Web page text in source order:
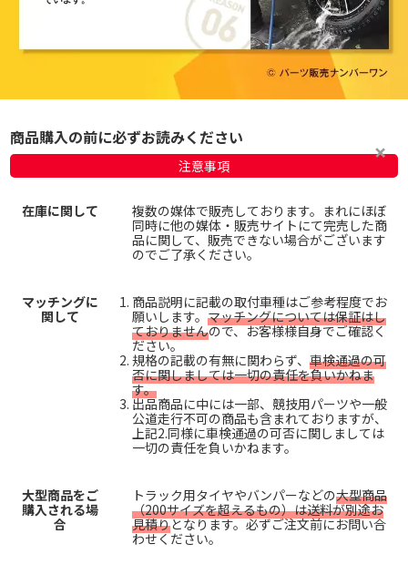
商品購入の前に必ずお読みください
注意事項
在庫に関して
複数の媒体で販売しております。まれにほぼ
同時に他の媒体・販売サイトにて完売した商
品に関して、販売できない場合がございます
のでご了承ください。
マッチングに
関して
商品説明に記載の取付車種はご参考程度でお
願いします。 マッチングについては保証はし
ておりませんので、お客様様自身でご確認く
ださい。
規格の記載の有無に関わらず、 車検通過の可
否に関しましては一切の責任を負いかねま
す。
出品商品に中には一部、競技用パーツや一般
公道走行不可の商品も含まれておりますが、
上記2.同様に車検通過の可否に関しましては
一切の責任を負いかねます。
大型商品をご
購入される場
合
トラック用タイヤやバンパーなどの大型商品
（200サイズを超えるもの）は送料が別途お
見積りとなります。必ずご注文前にお問い合
わせください。